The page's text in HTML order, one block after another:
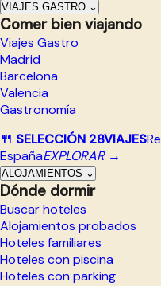
VIAJES GASTRO ⌄
Comer bien viajando
Viajes Gastro
Madrid
Barcelona
Valencia
Gastronomía
🍴 SELECCIÓN 28VIAJES
EspañaEXPLORAR →
ALOJAMIENTOS ⌄
Dónde dormir
Buscar hoteles
Alojamientos probados
Hoteles familiares
Hoteles con piscina
Hoteles con parking